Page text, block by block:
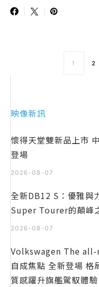
1 2
映像新訊
懷得天堂雙新品上市
登場
2026-08-07
全新DB12 S：優雅與
Super Tourer的顛峰
2026-08-07
Volkswagen The all-
自成焦點 全新登場 格
質感躍升旗艦駕馭體驗